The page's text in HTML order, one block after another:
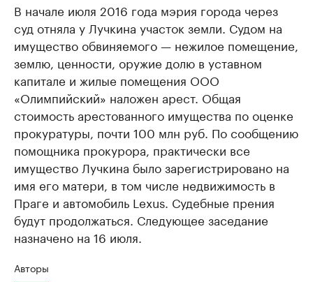
В начале июля 2016 года мэрия города через
суд отняла у Лучкина участок земли. Судом на
имущество обвиняемого — нежилое помещение,
землю, ценности, оружие долю в уставном
капитале и жилые помещения ООО
«Олимпийский» наложен арест. Общая
стоимость арестованного имущества по оценке
прокуратуры, почти 100 млн руб. По сообщению
помощника прокурора, практически все
имущество Лучкина было зарегистрировано на
имя его матери, в том числе недвижимость в
Праге и автомобиль Lexus. Судебные прения
будут продолжаться. Следующее заседание
назначено на 16 июля.
Авторы